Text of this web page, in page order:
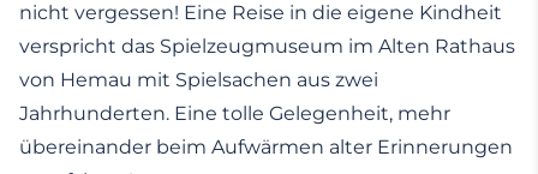
nicht vergessen! Eine Reise in die eigene Kindheit
verspricht das Spielzeugmuseum im Alten Rathaus
von Hemau mit Spielsachen aus zwei
Jahrhunderten. Eine tolle Gelegenheit, mehr
übereinander beim Aufwärmen alter Erinnerungen